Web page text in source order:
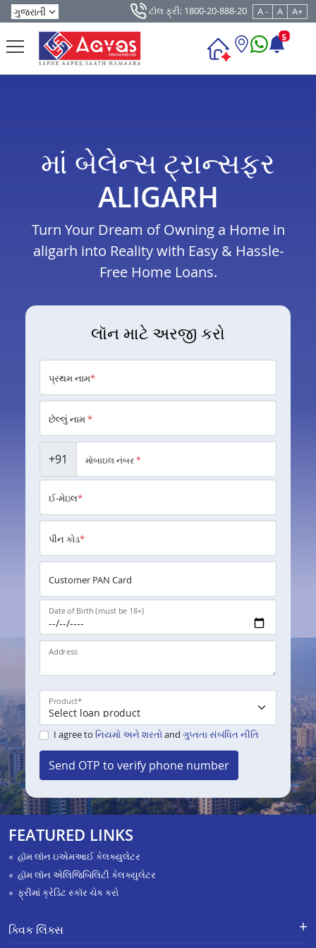
ટૉલ ફ્રી: 1800-20-888-20 A - A A+
5
માં બેલેન્સ ટ્રાન્સફર
ALIGARH
Turn Your Dream of Owning a Home in
aligarh into Reality with Easy & Hassle-
Free Home Loans.
લૉન માટે અરજી કરો
પ્રથમ નામ*
છેલ્લું નામ*
+91 મોબાઇલ નંબર*
ઈ-મેઇલ*
પીન કોડ*
Customer PAN Card
Date of Birth (must be 18+)
Address
Product*
I agree to નિયમો અને શરતોand ગુપ્તતા સંબંધિત નીતિ
Send OTP to verify phone number
FEATURED LINKS
હૉમ લૉન ઇએમઆઈ કેલક્યુલેટર
હૉમ લૉન એલિજિબિલિટી કેલક્યુલેટર
ફ્રીમાં ક્રેડિટ સ્કૉર ચેક કરો
ક્વિક લિંક્સ